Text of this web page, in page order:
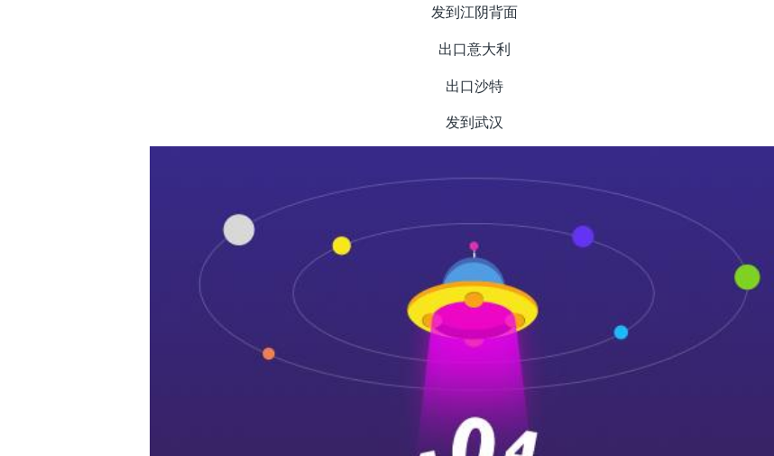
发到江阴背面
出口意大利
出口沙特
发到武汉